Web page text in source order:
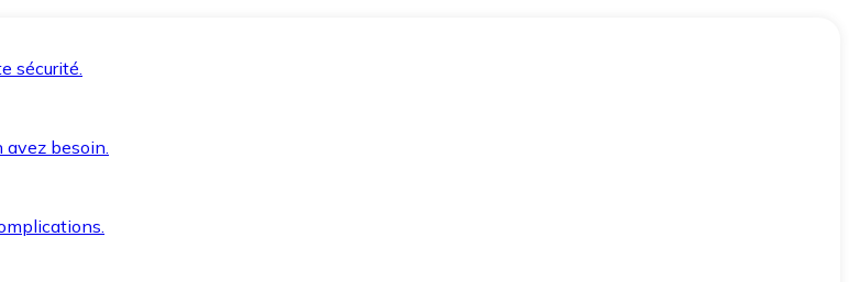
sécurité.
avez besoin.